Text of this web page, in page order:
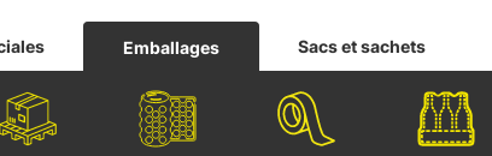
Emballages Sacs et sachets